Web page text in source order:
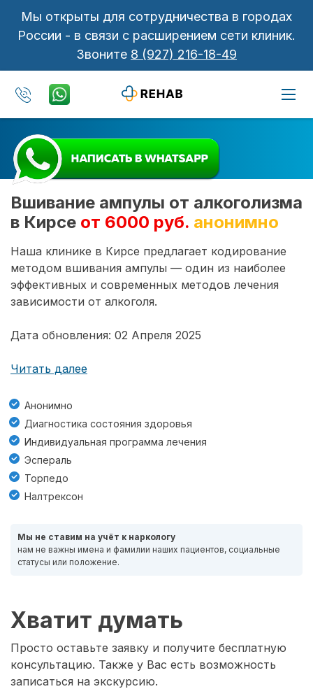
Мы открыты для сотрудничества в городах
России - в связи с расширением сети клиник.
Звоните 8 (927) 216-18-49
Вшивание ампулы от алкоголизма
в Кирсе от 6000 руб. анонимно
Наша клинике в Кирсе предлагает кодирование
методом вшивания ампулы — один из наиболее
эффективных и современных методов лечения
зависимости от алкоголя.
Дата обновления: 02 Апреля 2025
Читать далее
Анонимно
Диагностика состояния здоровья
Индивидуальная программа лечения
Эспераль
Торпедо
Налтрексон
Мы не ставим на учёт к наркологу
нам не важны имена и фамилии наших пациентов, социальные
статусы или положение.
Хватит думать
Просто оставьте заявку и получите бесплатную
консультацию. Также у Вас есть возможность
записаться на экскурсию.